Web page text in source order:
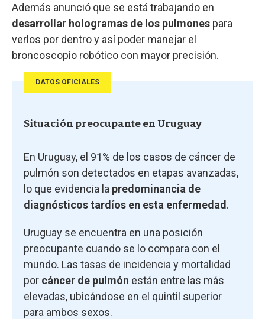
Además anunció que se está trabajando en
desarrollar hologramas de los pulmones para
verlos por dentro y así poder manejar el
broncoscopio robótico con mayor precisión.
DATOS OFICIALES
Situación preocupante en Uruguay
En Uruguay, el 91% de los casos de cáncer de
pulmón son detectados en etapas avanzadas,
lo que evidencia la predominancia de
diagnósticos tardíos en esta enfermedad .
Uruguay se encuentra en una posición
preocupante cuando se lo compara con el
mundo. Las tasas de incidencia y mortalidad
por cáncer de pulmón están entre las más
elevadas, ubicándose en el quintil superior
para ambos sexos.